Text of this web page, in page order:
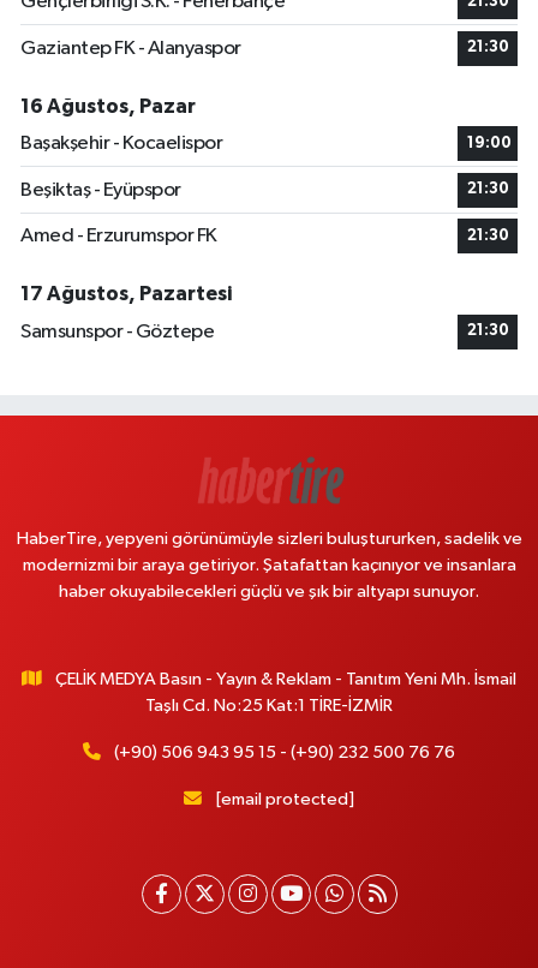
Gaziantep FK - Alanyaspor 21:30
16 Ağustos, Pazar
Başakşehir - Kocaelispor
19:00
Beşiktaş - Eyüpspor 21:30
Amed - Erzurumspor FK 21:30
17 Ağustos, Pazartesi
Samsunspor - Göztepe
21:30
HaberTire, yepyeni görünümüyle sizleri buluştururken, sadelik ve
modernizmi bir araya getiriyor. Şatafattan kaçınıyor ve insanlara
haber okuyabilecekleri güçlü ve şık bir altyapı sunuyor.
ÇELİK MEDYA Basın - Yayın & Reklam - Tanıtım Yeni Mh. İsmail
Taşlı Cd. No:25 Kat:1 TİRE-İZMİR
(+90) 506 943 95 15 - (+90) 232 500 76 76
[email protected]